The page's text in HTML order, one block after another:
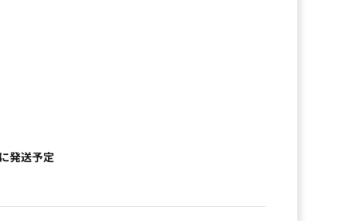
発送予定